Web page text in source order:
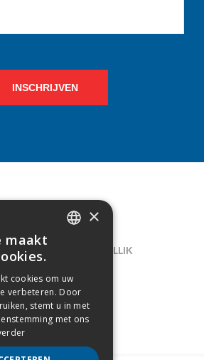
INSCHRIJVEN
CONTACT
22, B-1731 ZELLIK
02/238.10.11
INFO@CREAMODA.BE
BE0407.694.265
×
maakt
cookies om uw
verbeteren. Door
stemt u in met
met ons